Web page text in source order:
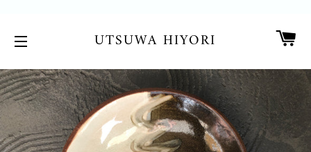
UTSUWA HIYORI